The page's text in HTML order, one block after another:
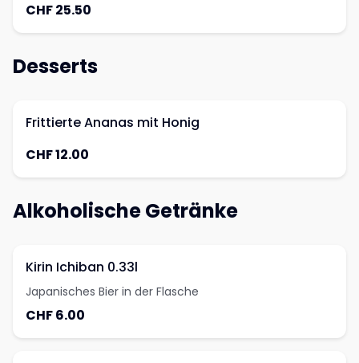
CHF 25.50
Desserts
Frittierte Ananas mit Honig
CHF 12.00
Alkoholische Getränke
Kirin Ichiban 0.33l
Japanisches Bier in der Flasche
CHF 6.00